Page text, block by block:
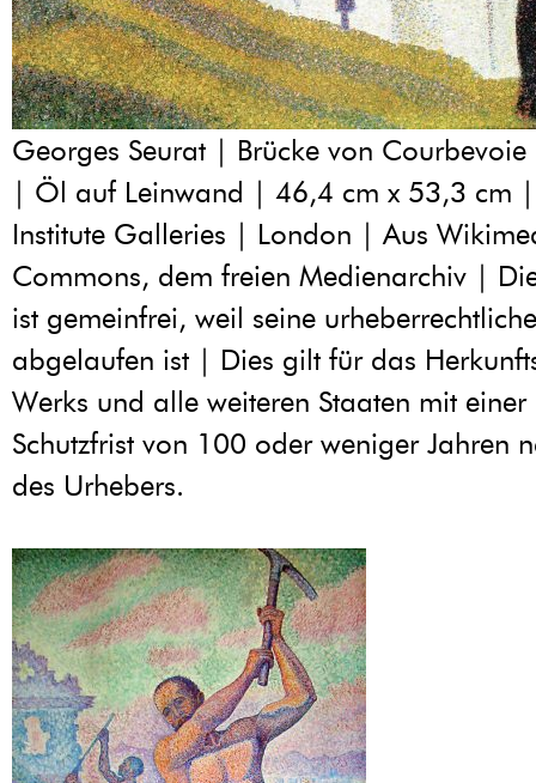
Georges Seurat | Brücke von
| Öl auf Leinwand | 46,4 cm x 53,3 cm
Institute Galleries | London | Aus
Commons, dem freien Medienarchiv |
ist gemeinfrei, weil seine
abgelaufen ist | Dies gilt für das
Werks und alle weiteren Staaten mit einer
Schutzfrist von 100 oder weniger Jahren
des Urhebers.